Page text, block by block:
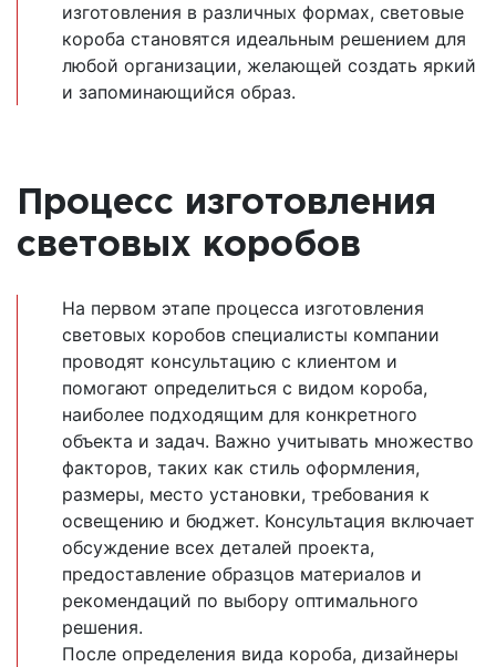
изготовления в различных формах, световые
короба становятся идеальным решением для
любой организации, желающей создать яркий
и запоминающийся образ.
Процесс изготовления
световых коробов
На первом этапе процесса изготовления
световых коробов специалисты компании
проводят консультацию с клиентом и
помогают определиться с видом короба,
наиболее подходящим для конкретного
объекта и задач. Важно учитывать множество
факторов, таких как стиль оформления,
размеры, место установки, требования к
освещению и бюджет. Консультация включает
обсуждение всех деталей проекта,
предоставление образцов материалов и
рекомендаций по выбору оптимального
решения.
После определения вида короба, дизайнеры